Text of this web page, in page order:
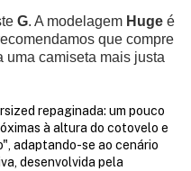
G. A modelagem Huge é
que compre
uma camiseta mais justa
repaginada: um pouco
à altura do cotovelo e
adaptando-se ao cenário
desenvolvida pela